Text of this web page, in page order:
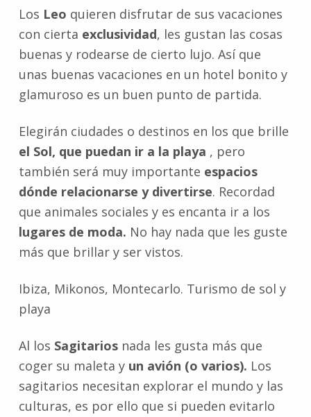
Los Leo quieren disfrutar de sus vacaciones
con cierta exclusividad, les gustan las cosas
buenas y rodearse de cierto lujo. Así que
unas buenas vacaciones en un hotel bonito y
glamuroso es un buen punto de partida.
Elegirán ciudades o destinos en los que brille
el Sol, que puedan ir a la playa , pero
también será muy importante espacios
dónde relacionarse y divertirse. Recordad
que animales sociales y es encanta ir a los
lugares de moda. No hay nada que les guste
más que brillar y ser vistos.
Ibiza, Mikonos, Montecarlo. Turismo de sol y
playa
Al los Sagitarios nada les gusta más que
coger su maleta y un avión (o varios). Los
sagitarios necesitan explorar el mundo y las
culturas, es por ello que si pueden evitarlo